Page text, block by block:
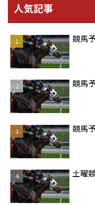
人気記事
競馬
競馬
競馬
土曜